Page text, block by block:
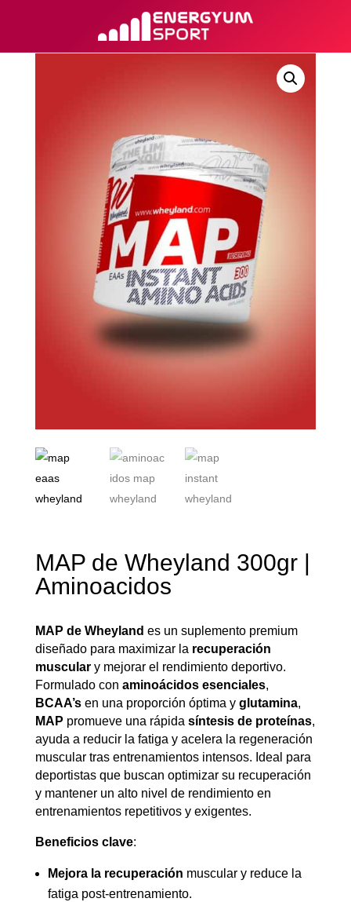
MAP de Wheyland 300gr |
Aminoacidos
MAP de Wheyland es un suplemento premium
diseñado para maximizar la recuperación
musculary mejorar el rendimiento deportivo.
Formulado con aminoácidos esenciales,
BCAA’sen una proporción óptima y glutamina,
MAP promueve una rápida síntesis de proteínas,
ayuda a reducir la fatiga y acelera la regeneración
muscular tras entrenamientos intensos. Ideal para
deportistas que buscan optimizar su recuperación
y mantener un alto nivel de rendimiento en
entrenamientos repetitivos y exigentes.
Beneficios clave:
Mejora la recuperación muscular y reduce la
fatiga post-entrenamiento.